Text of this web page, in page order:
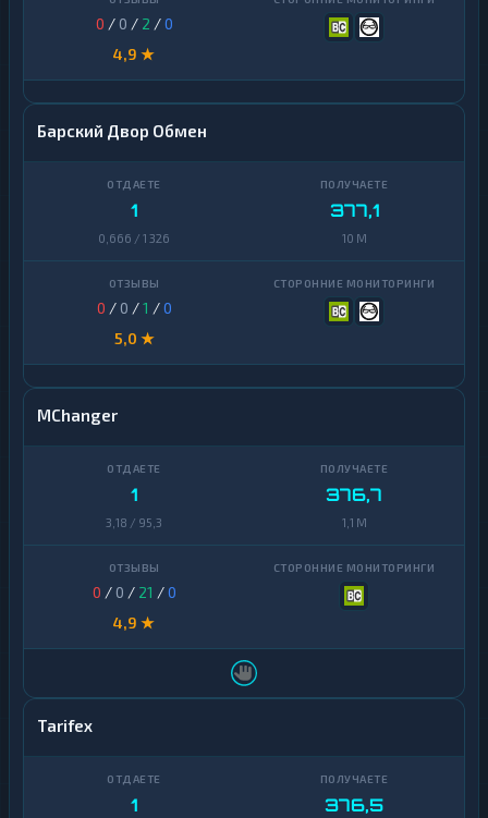
0 / 0 / 2 /0
4,9 ★
Барский Двор Обмен
1
0,666 / 1 326
377,1
10 M
0 / 0 /1 /0
5,0 ★
MChanger
1
3,18 / 95,3
376,7
1,1 M
0 / 0 / 21 /0
4,9 ★
Tarifex
1 376,5